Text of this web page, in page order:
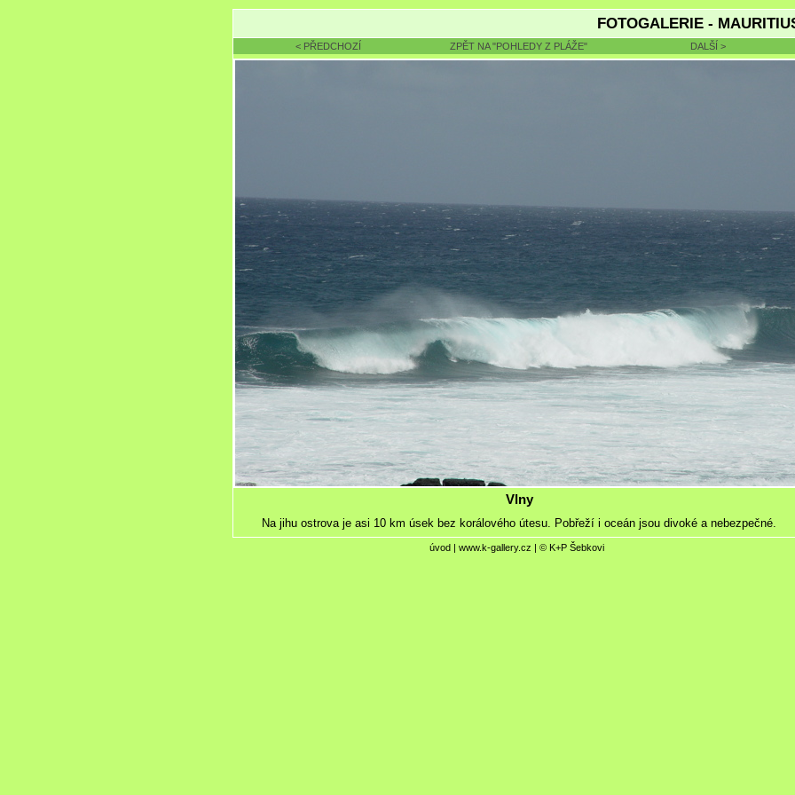
FOTOGALERIE -
< PŘEDCHOZÍ ZPĚT NA "POHLEDY Z PLÁŽE" DALŠÍ >
Vlny
Na jihu ostrova je asi 10 km úsek bez korálového útesu. Pobřeží i oceán jsou divoké a nebezpečné.
úvod| www.k-gallery.cz | © K+P Šebkovi